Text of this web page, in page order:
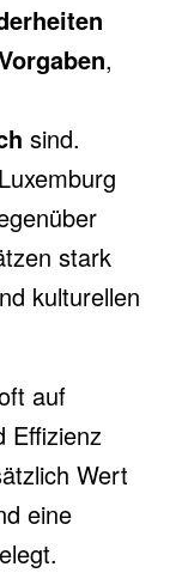
,
sind.
stark
kulturellen
auf
Effizienz
Wert
eine